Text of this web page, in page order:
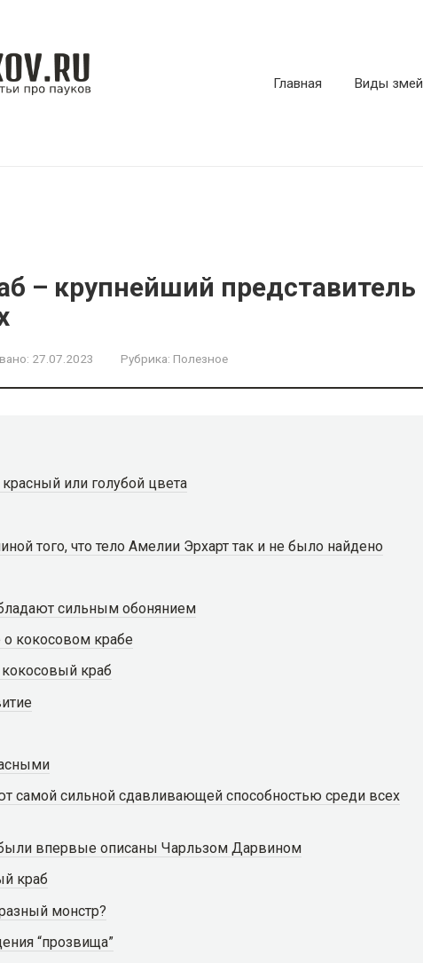
Главная Виды змей
– крупнейший представитель
27.07.2023 Рубрика: Полезное
или голубой цвета
того, что тело Амелии Эрхарт так и не было найдено
сильным обонянием
кокосовом крабе
краб
самой сильной сдавливающей способностью среди всех
впервые описаны Чарльзом Дарвином
краб
монстр?
“прозвища”